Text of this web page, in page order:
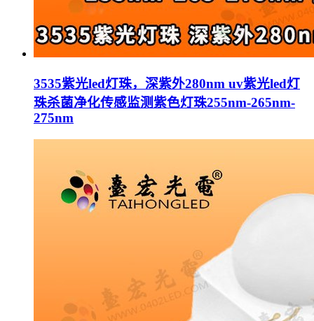
3535紫光led灯珠，深紫外280nm uv紫光led灯
珠杀菌净化传感监测紫色灯珠255nm-265nm-
275nm